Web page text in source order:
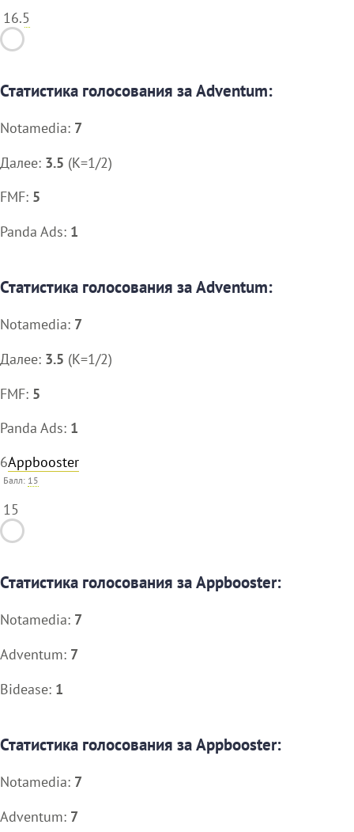
16.5
Статистика голосования за Adventum:
Notamedia: 7
Далее: 3.5 (K=1/2)
FMF: 5
Panda Ads: 1
Статистика голосования за Adventum:
Notamedia: 7
Далее: 3.5 (K=1/2)
FMF: 5
Panda Ads: 1
6Appbooster
Балл: 15
15
Статистика голосования за Appbooster:
Notamedia: 7
Adventum: 7
Bidease: 1
Статистика голосования за Appbooster:
Notamedia: 7
Adventum: 7